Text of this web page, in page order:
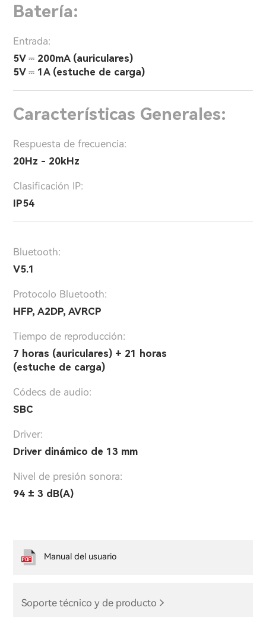
Batería:
Entrada:
5V ⎓ 200mA (auriculares)
5V ⎓ 1A (estuche de carga)
Características Generales:
Respuesta de frecuencia:
20Hz - 20kHz
Clasificación IP:
IP54
Bluetooth:
V5.1
Protocolo Bluetooth:
HFP, A2DP, AVRCP
Tiempo de reproducción:
7 horas (auriculares) + 21 horas
(estuche de carga)
Códecs de audio:
SBC
Driver:
Driver dinámico de 13 mm
Nivel de presión sonora:
94 ± 3 dB(A)
Soporte técnico y de producto
Manual del usuario